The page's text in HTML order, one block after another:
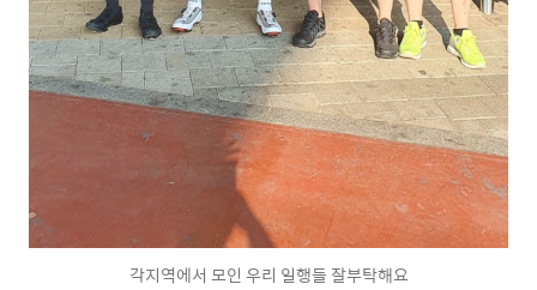
각지역에서 모인 우리 일행들 잘부탁해요